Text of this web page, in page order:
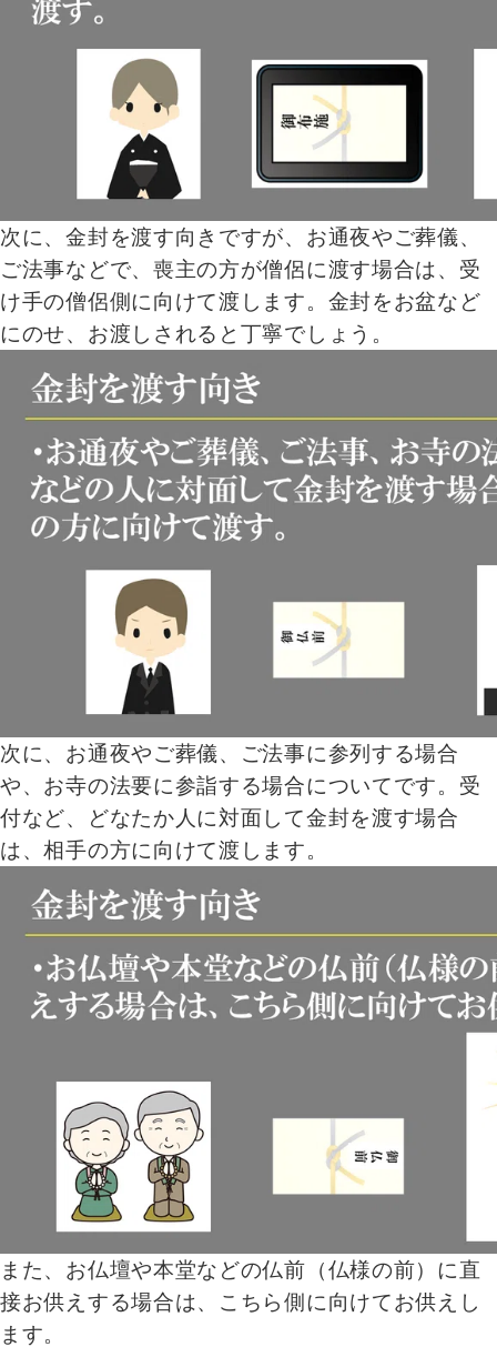
次に、金封を渡す向きですが、お通夜やご葬儀、
ご法事などで、喪主の方が僧侶に渡す場合は、受
け手の僧侶側に向けて渡します。金封をお盆など
にのせ、お渡しされると丁寧でしょう。
次に、お通夜やご葬儀、ご法事に参列する場合
や、お寺の法要に参詣する場合についてです。受
付など、どなたか人に対面して金封を渡す場合
は、相手の方に向けて渡します。
また、お仏壇や本堂などの仏前（仏様の前）に直
接お供えする場合は、こちら側に向けてお供えし
ます。